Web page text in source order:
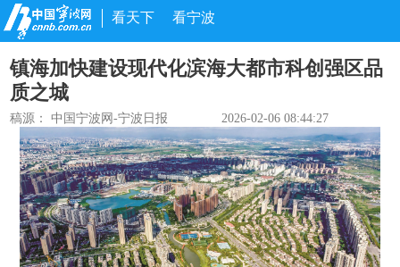
看天下 看宁波
镇海加快建设现代化滨海大都市科创强区品
质之城
稿源：中国宁波网-宁波日报 2026-02-06 08:44:27